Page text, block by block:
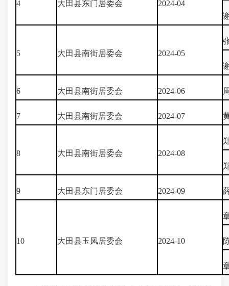
4 大田县东门居委会 2024-04
5 大田县南街居委会 2024-05
6 大田县南街居委会 2024-06
7 大田县南街居委会 2024-07
8 大田县南街居委会 2024-08
9 大田县东门居委会 2024-09
10 大田县玉凤居委会 2024-10